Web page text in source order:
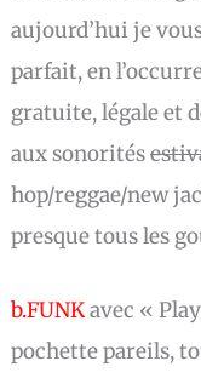
aujourd’hui je
parfait, en
gratuite, légale et
aux sonorités
hop/reggae/new
presque tous les
b.FUNKavec «
pochette pareils,